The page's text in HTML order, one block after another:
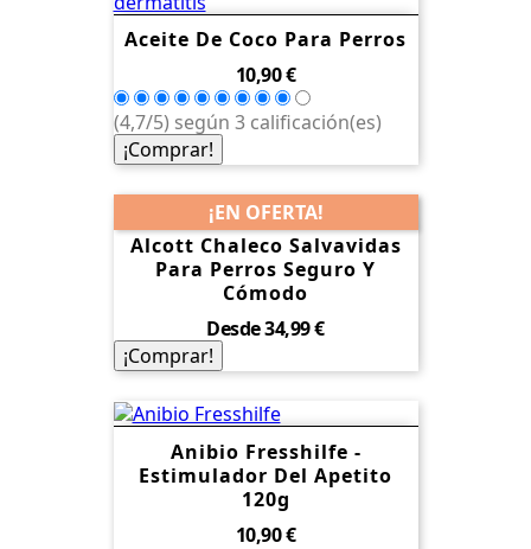
Aceite De Coco Para Perros
Precio
10,90 €
(4,7/5) según 3 calificación(es)
¡Comprar!
Alcott Chaleco Salvavidas
Para Perros Seguro Y
Cómodo
DesdePrecio
34,99 €
¡Comprar!
¡EN OFERTA!
Anibio Fresshilfe -
Estimulador Del Apetito
120g
Precio
10,90 €